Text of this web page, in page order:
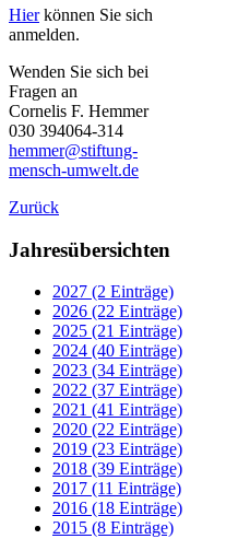
Hierkönnen Sie sich
anmelden.
Wenden Sie sich bei
Fragen an
Cornelis F. Hemmer
030 394064-314
hemmer@stiftung-
mensch-umwelt.de
Zurück
Jahresübersichten
2027 (2 Einträge)
2026 (22 Einträge)
2025 (21 Einträge)
2024 (40 Einträge)
2023 (34 Einträge)
2022 (37 Einträge)
2021 (41 Einträge)
2020 (22 Einträge)
2019 (23 Einträge)
2018 (39 Einträge)
2017 (11 Einträge)
2016 (18 Einträge)
2015 (8 Einträge)